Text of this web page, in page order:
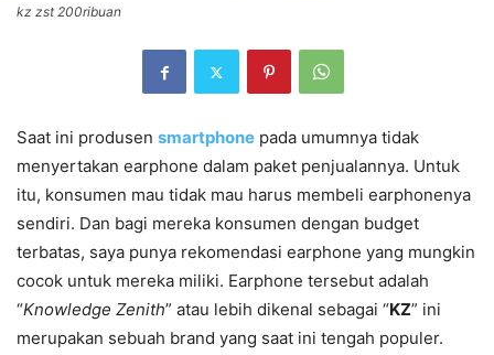
kz zst 200ribuan
Saat ini produsen smartphone pada umumnya tidak
menyertakan earphone dalam paket penjualannya. Untuk
itu, konsumen mau tidak mau harus membeli earphonenya
sendiri. Dan bagi mereka konsumen dengan budget
terbatas, saya punya rekomendasi earphone yang mungkin
cocok untuk mereka miliki. Earphone tersebut adalah
“Knowledge Zenith” atau lebih dikenal sebagai “KZ” ini
merupakan sebuah brand yang saat ini tengah populer.